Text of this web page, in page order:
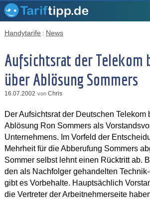
Handytarife : News
Aufsichtsrat der Telekom
über Ablösung Sommers
16.07.2002 von Chris
Der Aufsichtsrat der Deutschen Telekom
Ablösung Ron Sommers als
Unternehmens. Im Vorfeld der
Mehrheit für die Abberufung Sommers
Sommer selbst lehnt einen Rücktritt ab.
den als Nachfolger gehandelten
gibt es Vorbehalte. Hauptsächlich
die Vertreter der Arbeitnehmerseite